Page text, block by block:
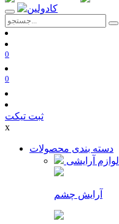
0
0
ثبت تیکت
x
دسته بندی محصولات
لوازم آرایشی
آرایش چشم